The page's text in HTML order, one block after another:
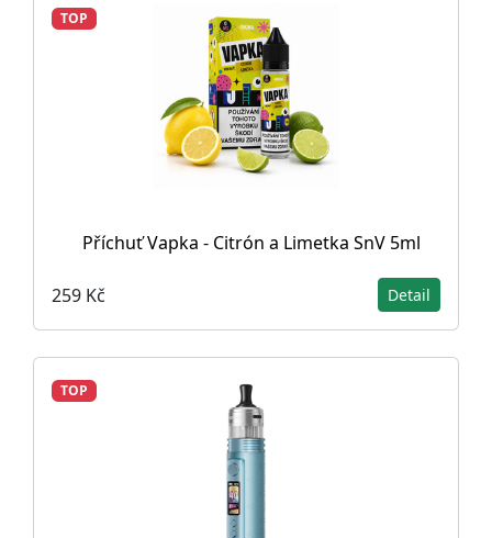
TOP
Příchuť Vapka - Citrón a Limetka SnV 5ml
259 Kč Detail
TOP